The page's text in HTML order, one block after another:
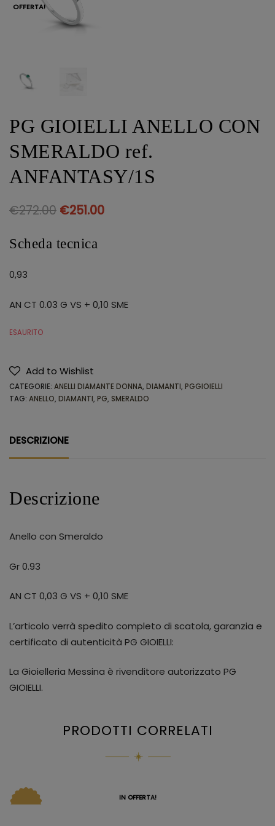
OFFERTA!
PG GIOIELLI ANELLO CON
SMERALDO ref.
ANFANTASY/1S
€272.00 €251.00
Scheda tecnica
0,93
AN CT 0.03 G VS + 0,10 SME
ESAURITO
Add to Wishlist
CATEGORIE: ANELLI DIAMANTE DONNA, DIAMANTI, PGGIOIELLI
TAG: ANELLO, DIAMANTI, PG, SMERALDO
DESCRIZIONE
Descrizione
Anello con Smeraldo
Gr 0.93
AN CT 0,03 G VS + 0,10 SME
L’articolo verrà spedito completo di scatola, garanzia e
certificato di autenticità PG GIOIELLI:
La Gioielleria Messina è rivenditore autorizzato PG
GIOIELLI.
PRODOTTI CORRELATI
IN OFFERTA!